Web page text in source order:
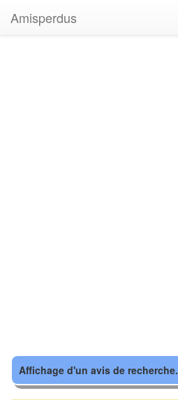
Amisperdus
Affichage d'un avis de recherche.